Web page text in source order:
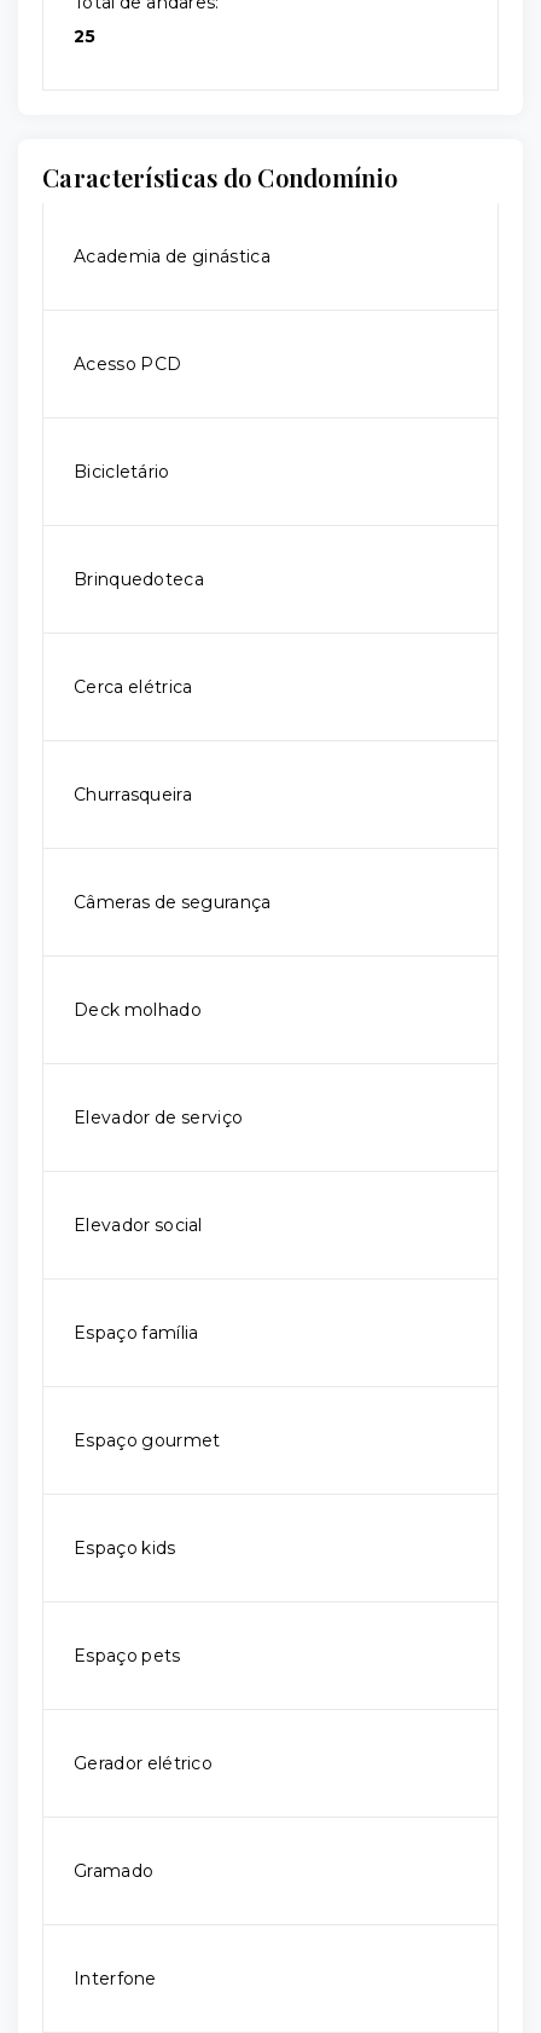
25
Características do Condomínio
Academia de ginástica
Acesso PCD
Bicicletário
Brinquedoteca
Cerca elétrica
Churrasqueira
Câmeras de segurança
Deck molhado
Elevador de serviço
Elevador social
Espaço família
Espaço gourmet
Espaço kids
Espaço pets
Gerador elétrico
Gramado
Interfone